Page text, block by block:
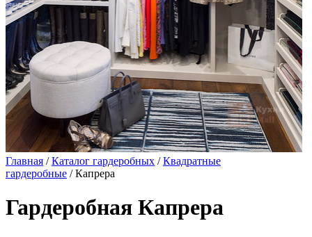
Главная /Каталог гардеробных /Квадратные
гардеробные / Капрера
Гардеробная Капрера